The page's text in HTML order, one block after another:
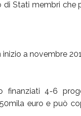
Stati membri che
a novembre
finanziati 4-6
euro e può